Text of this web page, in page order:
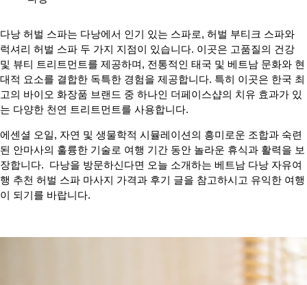
다낭 허벌 스파는 다낭에서 인기 있는 스파로, 허벌 부티크 스파와
럭셔리 허벌 스파 두 가지 지점이 있습니다. 이곳은 고품질의 건강
및 뷰티 트리트먼트를 제공하며, 전통적인 태국 및 베트남 문화와 현
대적 요소를 결합한 독특한 경험을 제공합니다. 특히 이곳은 한국 최
고의 바이오 화장품 브랜드 중 하나인 더페이스샵의 치유 효과가 있
는 다양한 천연 트리트먼트를 사용합니다.
에센셜 오일, 자연 및 생물학적 시뮬레이션의 흥미로운 조합과 숙련
된 안마사의 훌륭한 기술로 여행 기간 동안 놀라운 휴식과 활력을 보
장합니다. 다낭을 방문하신다면 오늘 소개하는 베트남 다낭 자유여
행 추천 허벌 스파 마사지 가격과 후기 글을 참고하시고 유익한 여행
이 되기를 바랍니다.